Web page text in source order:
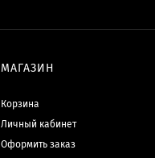
МАГАЗИН
Корзина
Личный кабинет
Оформить заказ